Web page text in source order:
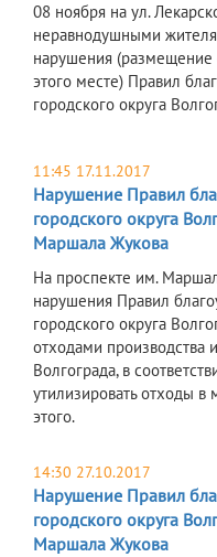
08 ноября на ул.
неравнодушными
нарушения (размещение
этого месте) Правил
городского округа
11:45 17.11.2017
Нарушение Правил
городского округа
Маршала Жукова
На проспекте им.
нарушения Правил
городского округа
отходами производства
Волгограда, в
утилизировать отходы в
этого.
14:30 27.10.2017
Нарушение Правил
городского округа
Маршала Жукова